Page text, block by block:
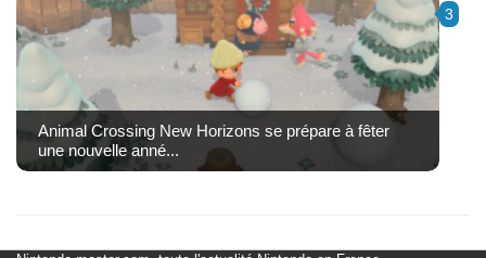
3
Animal Crossing New Horizons se prépare à fêter
une nouvelle anné...